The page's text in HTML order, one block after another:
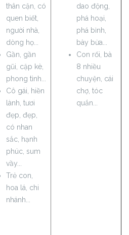
thân cận, có
quen biết,
người nhà,
dòng họ...
Gần, gần
gũi, cặp kè,
phong tình...
Cô gái, hiền
lành, tươi
đẹp, đẹp,
có nhan
sắc, hạnh
phúc, sum
vầy...
Trẻ con,
hoa lá, chi
nhánh...
dao động,
phá hoại,
phá bỉnh,
bày bừa...
Con rối, bà
8 nhiều
chuyện, cái
chợ, tóc
quắn...